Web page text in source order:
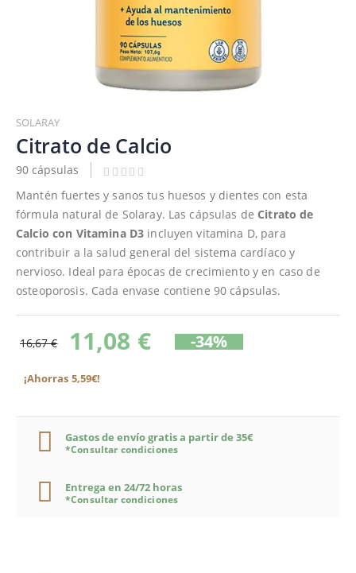
al
comienzo
de
la
galería
imágenes
SOLARAY
Citrato de Calcio
90 cápsulas
Mantén fuertes y sanos tus huesos y dientes con esta
fórmula natural de Solaray. Las cápsulas de Citrato de
Calcio con Vitamina D3 incluyen vitamina D, para
contribuir a la salud general del sistema cardíaco y
nervioso. Ideal para épocas de crecimiento y en caso de
osteoporosis. Cada envase contiene 90 cápsulas.
16,67 € 11,08 € -34%
¡Ahorras 5,59€!
Gastos de envío gratis a partir de 35€
*Consultar condiciones
Entrega en 24/72 horas
*Consultar condiciones